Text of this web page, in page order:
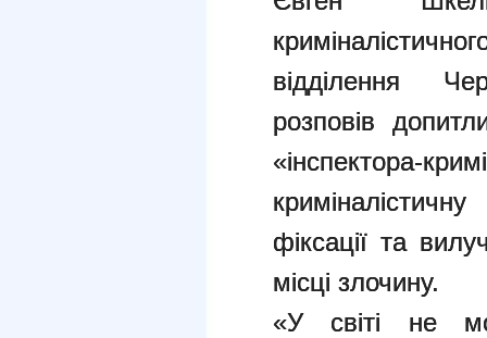
відділення
розповів
«інспектора-
фіксації та
місці злочину.
«У світі не